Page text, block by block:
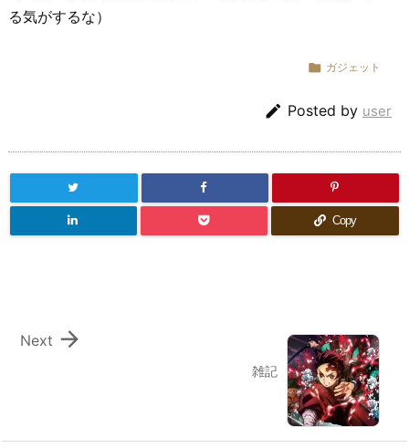
る気がするな）
 ガジェット
 Posted by user
Copy
雑記

Next